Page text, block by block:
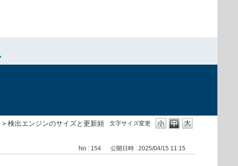
文字サイズ変更
> 検出エンジンのサイズと更新頻
No : 154 公開日時 : 2025/04/15 11:15